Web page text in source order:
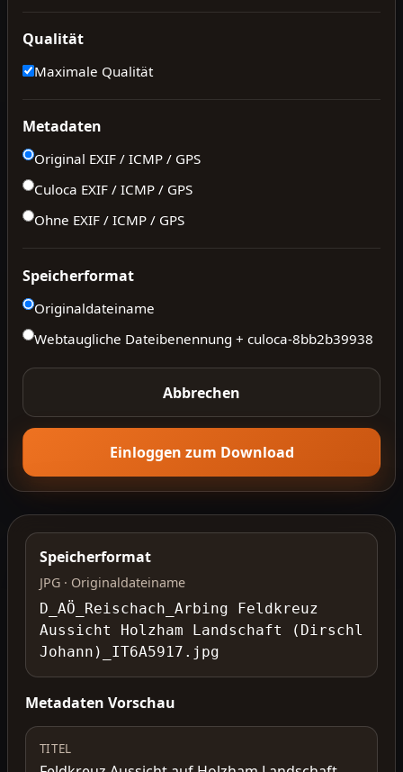
Qualität
Maximale Qualität
Metadaten
Original EXIF / ICMP / GPS
Culoca EXIF / ICMP / GPS
Ohne EXIF / ICMP / GPS
Speicherformat
Originaldateiname
Webtaugliche Dateibenennung + culoca-8bb2b39938
Abbrechen
Einloggen zum Download
Speicherformat
JPG · Originaldateiname
D_AÖ_Reischach_Arbing Feldkreuz
Aussicht Holzham Landschaft (Dirschl
Johann)_IT6A5917.jpg
Metadaten Vorschau
TITEL